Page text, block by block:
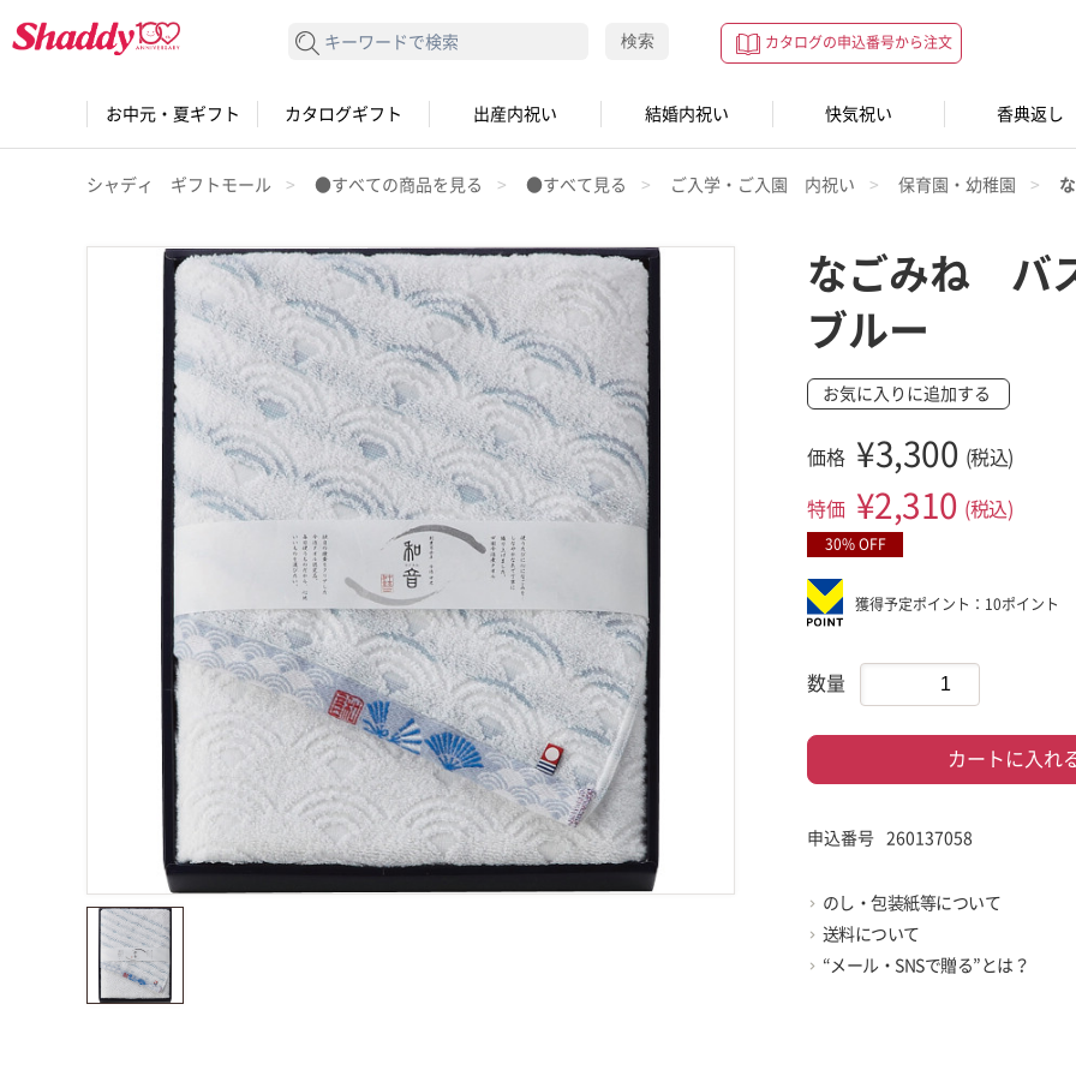
カタログの申込番号から注文
検索する 検索
お中元・夏ギフト カタログギフト 出産内祝い 結婚内祝い 快気祝い 香典返し
シャディ ギフトモール ●すべての商品を見る ●すべて見る ご入学・ご入園 内祝い 保育園・幼稚園
なごみね バ
ブルー
お気に入りに追加する
価格 ¥3,300 (税込)
特価 ¥2,310 (税込)
30% OFF
獲得予定ポイント：10ポイント
数量
カートに入れ
申込番号 260137058
のし・包装紙等について
送料について
“メール・SNSで贈る”とは？